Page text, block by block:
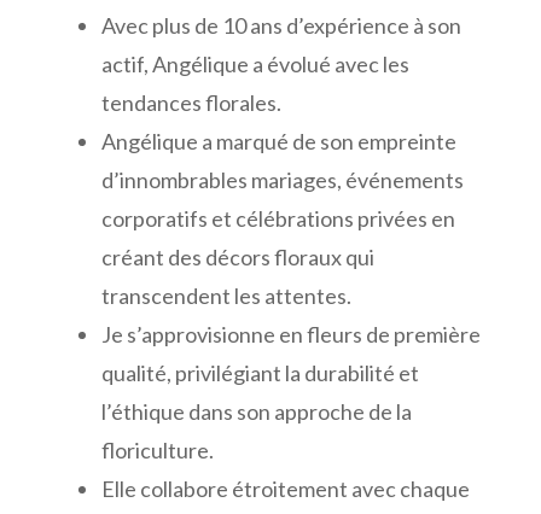
Avec plus de 10 ans d’expérience à son
actif, Angélique a évolué avec les
tendances florales.
Angélique a marqué de son empreinte
d’innombrables mariages, événements
corporatifs et célébrations privées en
créant des décors floraux qui
transcendent les attentes.
Je s’approvisionne en fleurs de première
qualité, privilégiant la durabilité et
l’éthique dans son approche de la
floriculture.
Elle collabore étroitement avec chaque